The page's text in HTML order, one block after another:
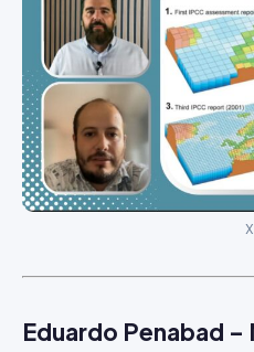
Eduardo Penabad –